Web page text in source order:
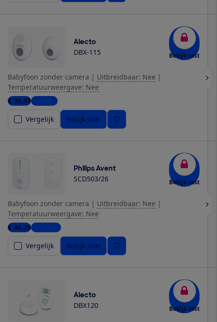
Alecto
DBX-115 Bekijk test
Babyfoon zonder camera | Uitbreidbaar: Nee |
Temperatuurweergave: Nee
€ 39,991 winkel
Vergelijk
Bekijk snel
Philips Avent
SCD503/26 Bekijk test
Babyfoon zonder camera | Uitbreidbaar: Nee |
Temperatuurweergave: Nee
€ 46,295 winkels
Vergelijk
Bekijk snel
Alecto
DBX120 Bekijk test